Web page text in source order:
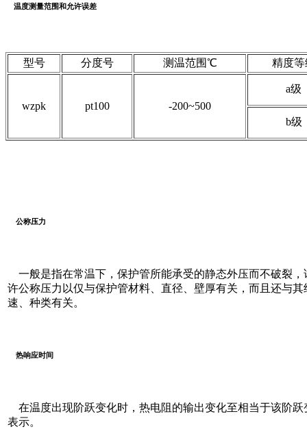
温度测量范围和允许误差
型号 分度号 测温范围℃ 精度等
wzpk pt100 -200~500
a级
b级
公称压力
一般是指在常温下，保护管所能承受的静态外压而不破裂
许公称压力以仅与保护管材料、直径、壁厚有关，而且还与
速、种类有关。
热响应时间
在温度出现阶跃变化时，热电阻的输出变化至相当于该阶跃
表示。